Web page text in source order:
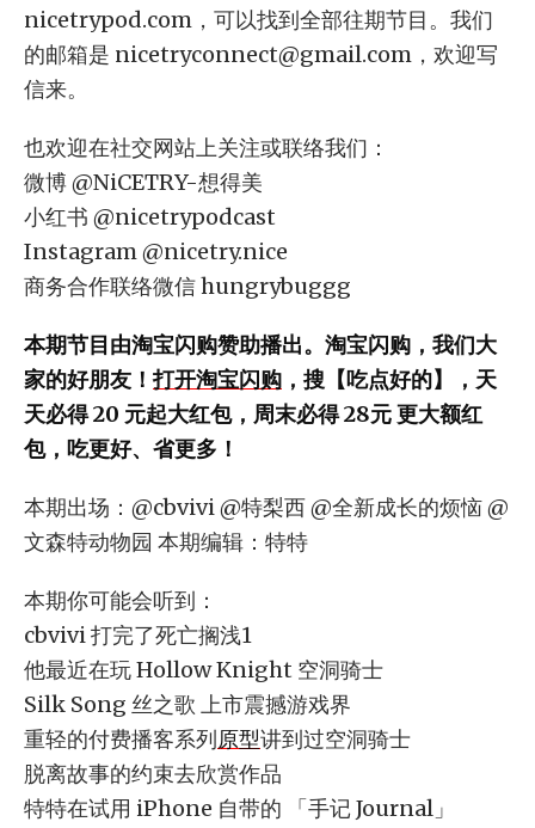
nicetrypod.com，可以找到全部往期节目。我们
的邮箱是 nicetryconnect@gmail.com ，欢迎写
信来。
也欢迎在社交网站上关注或联络我们：
微博 @NiCETRY-想得美
小红书 @nicetrypodcast
Instagram @nicetry.nice
商务合作联络微信 hungrybuggg
本期节目由淘宝闪购赞助播出。淘宝闪购，我们大
家的好朋友！打开淘宝闪购 ，搜【吃点好的】，天
天必得 20 元起大红包，周末必得 28元 更大额红
包，吃更好、省更多！
本期出场：@cbvivi @特梨西 @全新成长的烦恼 @
文森特动物园 本期编辑：特特
本期你可能会听到：
cbvivi 打完了死亡搁浅1
他最近在玩 Hollow Knight 空洞骑士
Silk Song 丝之歌 上市震撼游戏界
重轻的付费播客系列原型讲到过空洞骑士
脱离故事的约束去欣赏作品
特特在试用 iPhone 自带的 「手记 Journal」